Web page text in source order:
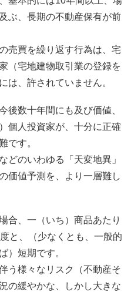
ぶ、長期の不動産保有が前
売買を繰り返す行為は、宅
（宅地建物取引業の登録を
は、許されていません。
後数十年間にも及び価値、
個人投資家が、十分に正確
です。
どのいわゆる「天変地異」
価値予測を、より一層難し
合、一（いち）商品あたり
と、（少なくとも、一般的
）短期です。
う様々なリスク（不動産そ
の緩やかな、しかし大きな